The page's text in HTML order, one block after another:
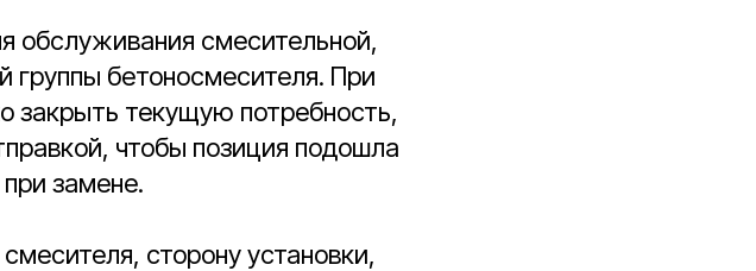
обслуживания смесительной,
группы бетоносмесителя. При
закрыть текущую потребность,
чтобы позиция подошла
замене.
сторону установки,